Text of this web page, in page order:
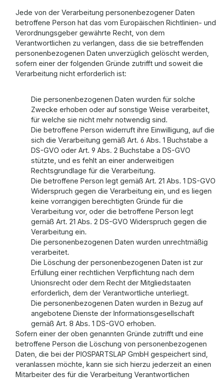
Jede von der Verarbeitung personenbezogener Daten
betroffene Person hat das vom Europäischen Richtlinien- und
Verordnungsgeber gewährte Recht, von dem
Verantwortlichen zu verlangen, dass die sie betreffenden
personenbezogenen Daten unverzüglich gelöscht werden,
sofern einer der folgenden Gründe zutrifft und soweit die
Verarbeitung nicht erforderlich ist:
Die personenbezogenen Daten wurden für solche
Zwecke erhoben oder auf sonstige Weise verarbeitet,
für welche sie nicht mehr notwendig sind.
Die betroffene Person widerruft ihre Einwilligung, auf die
sich die Verarbeitung gemäß Art. 6 Abs. 1 Buchstabe a
DS-GVO oder Art. 9 Abs. 2 Buchstabe a DS-GVO
stützte, und es fehlt an einer anderweitigen
Rechtsgrundlage für die Verarbeitung.
Die betroffene Person legt gemäß Art. 21 Abs. 1 DS-GVO
Widerspruch gegen die Verarbeitung ein, und es liegen
keine vorrangigen berechtigten Gründe für die
Verarbeitung vor, oder die betroffene Person legt
gemäß Art. 21 Abs. 2 DS-GVO Widerspruch gegen die
Verarbeitung ein.
Die personenbezogenen Daten wurden unrechtmäßig
verarbeitet.
Die Löschung der personenbezogenen Daten ist zur
Erfüllung einer rechtlichen Verpflichtung nach dem
Unionsrecht oder dem Recht der Mitgliedstaaten
erforderlich, dem der Verantwortliche unterliegt.
Die personenbezogenen Daten wurden in Bezug auf
angebotene Dienste der Informationsgesellschaft
gemäß Art. 8 Abs. 1 DS-GVO erhoben.
Sofern einer der oben genannten Gründe zutrifft und eine
betroffene Person die Löschung von personenbezogenen
Daten, die bei der PIOSPARTSLAP GmbH gespeichert sind,
veranlassen möchte, kann sie sich hierzu jederzeit an einen
Mitarbeiter des für die Verarbeitung Verantwortlichen